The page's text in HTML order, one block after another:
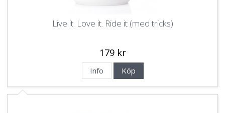
Live it. Love it. Ride it (med tricks)
179 kr
Info Köp